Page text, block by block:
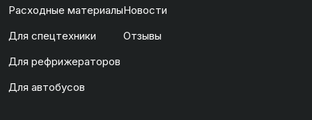
Расходные материалы
Для спецтехники
Для рефрижераторов
Для автобусов
Новости
Отзывы